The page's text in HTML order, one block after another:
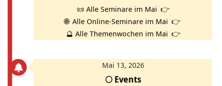
📜 Alle Seminare im Mai 👉
🌐 Alle Online-Seminare im Mai 👉
🔮 Alle Themenwochen im Mai 👉
Mai 13, 2026
🌕 Events